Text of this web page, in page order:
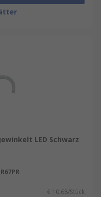
LED Schwarz
€ 10,68/Stück